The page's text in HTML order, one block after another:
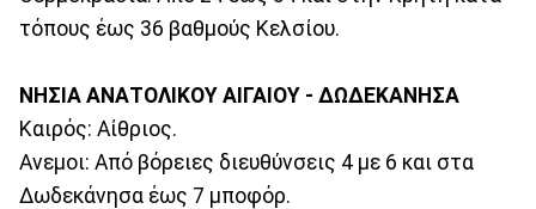
τόπους έως 36 βαθμούς Κελσίου.
ΝΗΣΙΑ ΑΝΑΤΟΛΙΚΟΥ ΑΙΓΑΙΟΥ - ΔΩΔΕΚΑΝΗΣΑ
Καιρός: Αίθριος.
Ανεμοι: Από βόρειες διευθύνσεις 4 με 6 και στα
Δωδεκάνησα έως 7 μποφόρ.